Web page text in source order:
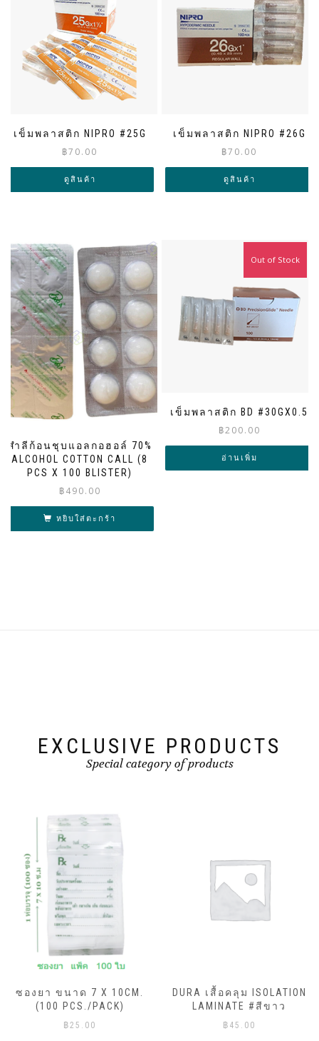
เข็มพลาสติก NIPRO #25G
฿70.00
ดูสินค้า
เข็มพลาสติก NIPRO #26G
฿70.00
ดูสินค้า
สำลีก้อนชุบแอลกอฮอล์ 70%
ALCOHOL COTTON CALL (8
PCS X 100 BLISTER)
฿490.00
หยิบใส่ตะกร้า
เข็มพลาสติก BD #30GX0.5
฿200.00
Out of Stock
อ่านเพิ่ม
EXCLUSIVE PRODUCTS
Special category of products
ซองยา ขนาด 7 X 10CM.
(100 PCS./PACK)
฿25.00
DURA เสื้อคลุม ISOLATION
LAMINATE #สีขาว
฿ 45.00